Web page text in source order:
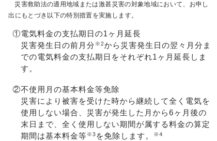
業務用・産業用のお客さま
災害救助法の適用地域または激甚災害の対象地域において、お申し
出にもとづき以下の特別措置を実施します。
①電気料金の支払期日の1ヶ月延長
災害発生日の前月分 ※2から災害発生日の翌々月分ま
での電気料金の支払期日をそれぞれ1ヶ月延長しま
す。
②不使用月の基本料金等免除
災害により被害を受けた時から継続して全く電気を
使用しない場合、災害が発生した月から6ヶ月後の
末日まで、全く使用しない期間が属する料金の算定
期間は基本料金等※3 を免除します。 ※4